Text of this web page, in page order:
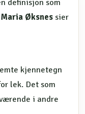
definisjon som
Maria Øksnes sier
kjennetegn
lek. Det som
i andre